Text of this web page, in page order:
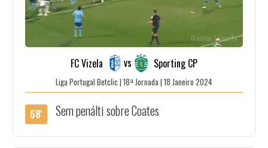
Créditos | SportTv
FC Vizela vs Sporting CP
Liga Portugal Betclic | 18ª Jornada | 18 Janeiro 2024
68' Sem penálti sobre Coates